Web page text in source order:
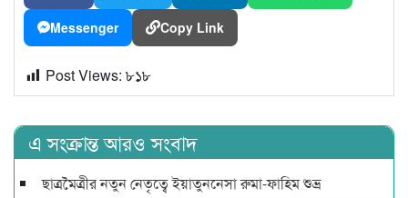
Messenger Copy Link
Post Views: ৮১৮
এ সংক্রান্ত আরও সংবাদ
ছাত্রমৈত্রীর নতুন নেতৃত্বে ইয়াতুননেসা রুমা-ফাহিম শুভ্র